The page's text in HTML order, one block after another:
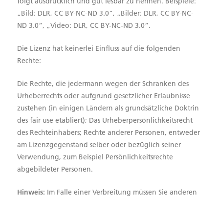
„Bild: DLR, CC BY-NC-ND 3.0“, „Bilder: DLR, CC BY-NC-
ND 3.0“, „Video: DLR, CC BY-NC-ND 3.0“.
Die Lizenz hat keinerlei Einfluss auf die folgenden
Rechte:
Die Rechte, die jedermann wegen der Schranken des
Urheberrechts oder aufgrund gesetzlicher Erlaubnisse
zustehen (in einigen Ländern als grundsätzliche Doktrin
des fair use etabliert); Das Urheberpersönlichkeitsrecht
des Rechteinhabers; Rechte anderer Personen, entweder
am Lizenzgegenstand selber oder bezüglich seiner
Verwendung, zum Beispiel Persönlichkeitsrechte
abgebildeter Personen.
Hinweis: Im Falle einer Verbreitung müssen Sie anderen